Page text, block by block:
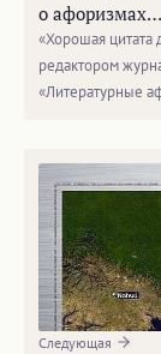
о афоризмах…
«Хорошая цитата
редактором
«Литературные
Следующая